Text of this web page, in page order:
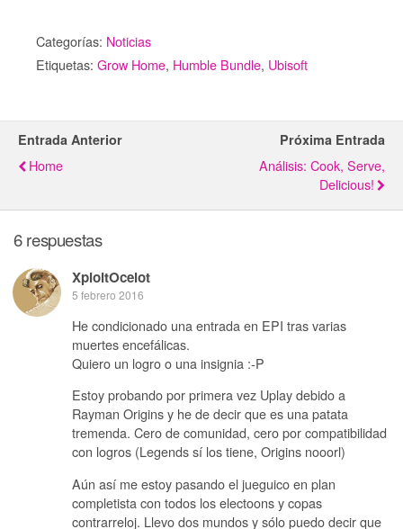
Categorías: Noticias
Etiquetas: Grow Home, Humble Bundle, Ubisoft
Entrada Anterior
Home
Próxima Entrada
Análisis: Cook, Serve,
Delicious!
6 respuestas
XploitOcelot
5 febrero 2016
He condicionado una entrada en EPI tras varias
muertes encefálicas.
Quiero un logro o una insignia :-P
Estoy probando por primera vez Uplay debido a
Rayman Origins y he de decir que es una patata
tremenda. Cero de comunidad, cero por compatibilidad
con logros (Legends sí los tiene, Origins nooorl)
Aún así me estoy pasando el jueguico en plan
completista con todos los electoons y copas
contrarreloj. Llevo dos mundos y sólo puedo decir que